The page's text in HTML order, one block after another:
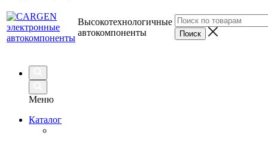
Высокотехнологичные
автокомпоненты
Меню
Каталог